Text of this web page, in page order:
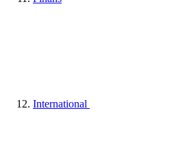
International